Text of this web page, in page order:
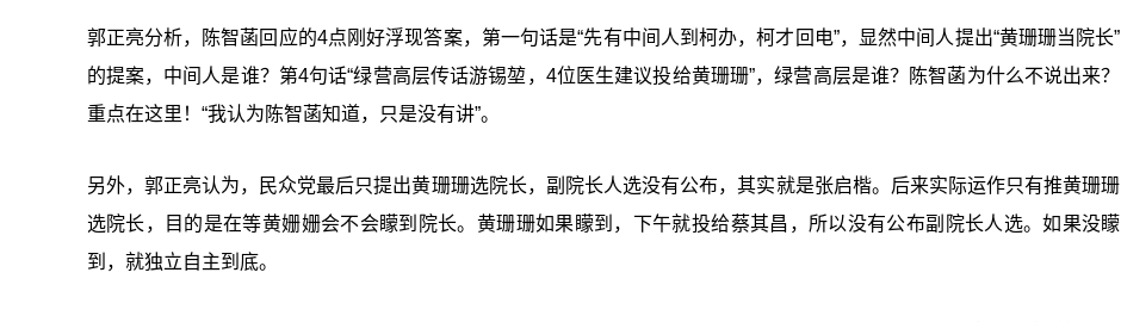
郭正亮分析，陈智菡回应的4点刚好浮现答案，第一句话是“先有中间人到柯办，柯才回电”，显然中间人提出“黄珊珊当院长”
的提案，中间人是谁？第4句话“绿营高层传话游锡堃，4位医生建议投给黄珊珊”，绿营高层是谁？陈智菡为什么不说出来？
重点在这里！“我认为陈智菡知道，只是没有讲”。
另外，郭正亮认为，民众党最后只提出黄珊珊选院长，副院长人选没有公布，其实就是张启楷。后来实际运作只有推黄珊珊
选院长，目的是在等黄姗姗会不会矇到院长。黄珊珊如果矇到，下午就投给蔡其昌，所以没有公布副院长人选。如果没矇
到，就独立自主到底。